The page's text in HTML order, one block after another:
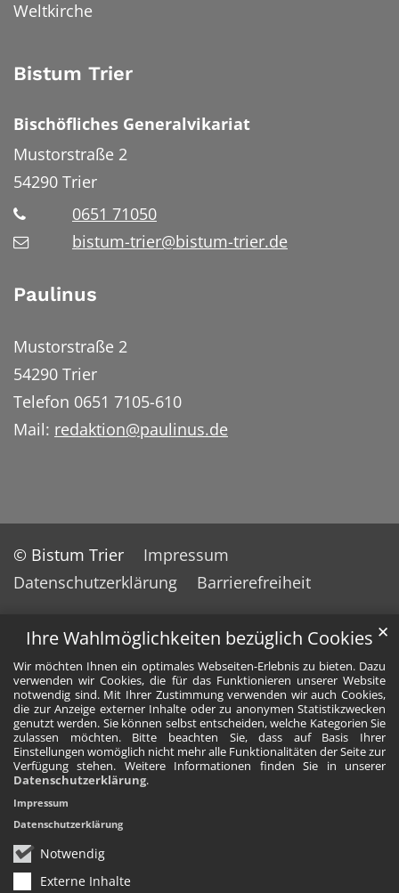
Ihre Wahlmöglichkeiten bezüglich Cookies
Wir möchten Ihnen ein optimales Webseiten-Erlebnis zu bieten. Dazu
verwenden wir Cookies, die für das Funktionieren unserer Website
notwendig sind. Mit Ihrer Zustimmung verwenden wir auch Cookies,
die zur Anzeige externer Inhalte oder zu anonymen Statistikzwecken
genutzt werden. Sie können selbst entscheiden, welche Kategorien Sie
zulassen möchten. Bitte beachten Sie, dass auf Basis Ihrer
Einstellungen womöglich nicht mehr alle Funktionalitäten der Seite zur
Verfügung stehen. Weitere Informationen finden Sie in unserer
Datenschutzerklärung.
Notwendig
Externe Inhalte
✕
Impressum
Datenschutzerklärung
Weltkirche
Bistum Trier
Bischöfliches Generalvikariat
Mustorstraße 2
54290 Trier
0651 71050
bistum-trier@bistum-trier.de
Paulinus
Mustorstraße 2
54290 Trier
Telefon 0651 7105-610
Mail: redaktion@paulinus.de
© Bistum Trier
Impressum
Datenschutzerklärung
Barrierefreiheit